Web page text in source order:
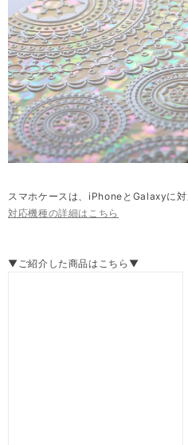
スマホケースは、iPhoneとGalaxyに対
対応機種の詳細はこちら
▼ご紹介した商品はこちら▼